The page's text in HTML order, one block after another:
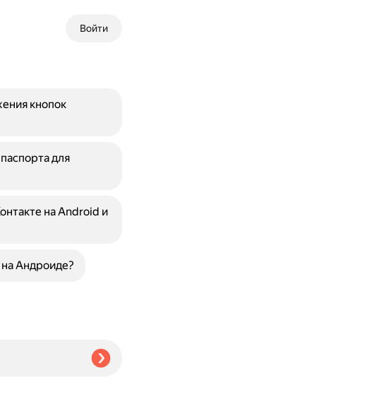
Войти
кнопок
для
на Android и
Андроиде?